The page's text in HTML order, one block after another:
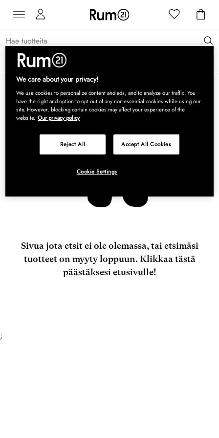
Saat 15 % alennusta Grythyttan Stålmöbler -tuotteista* →
Sivua jota etsit ei ole olemassa, tai etsimäsi
tuotteet on myyty loppuun. Klikkaa tästä
päästäksesi etusivulle!
;
We care about your privacy!
We use cookies to personalize content and ads, and to analyze our traffic. You
have the right and option to opt out of any non-essential cookies while using our
site. However, blocking certain cookies may affect your experience of the
website. Our privacy policy
Reject All Accept All Cookies
Cookie Settings